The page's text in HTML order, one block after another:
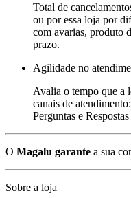
Total de
ou por essa loja por
com avarias, produto
prazo.
Agilidade no
Avalia o tempo que a
canais de
Perguntas e Respostas
O Magalu garante a sua
Sobre a loja